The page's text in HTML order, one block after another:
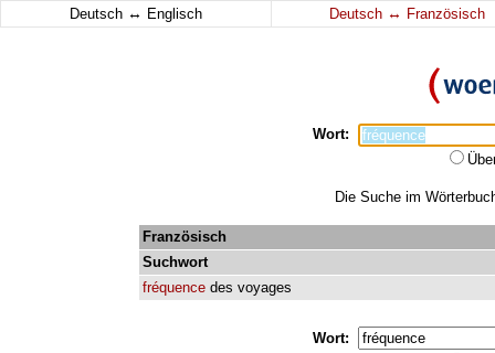
Deutsch ↔ Englisch Deutsch ↔ Französisch
Wort:
Die Suche im
Französisch
Suchwort
fréquence des voyages
Wort: